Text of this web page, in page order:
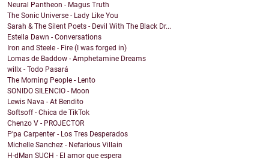
Neural Pantheon - Magus Truth
The Sonic Universe - Lady Like You
Sarah & The Silent Poets - Devil With The Black Dr...
Estella Dawn - Conversations
Iron and Steele - Fire (I was forged in)
Lomas de Baddow - Amphetamine Dreams
willx - Todo Pasará
The Morning People - Lento
SONIDO SILENCIO - Moon
Lewis Nava - At Bendito
Softsoff - Chica de TikTok
Chenzo V - PROJECTOR
P'pa Carpenter - Los Tres Desperados
Michelle Sanchez - Nefarious Villain
H-dMan SUCH - El amor que espera